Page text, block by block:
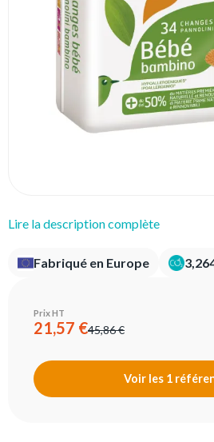
Lire la description complète
Fabriqué en Europe
Prix HT
21,57 €45,86 €
Voir les 1